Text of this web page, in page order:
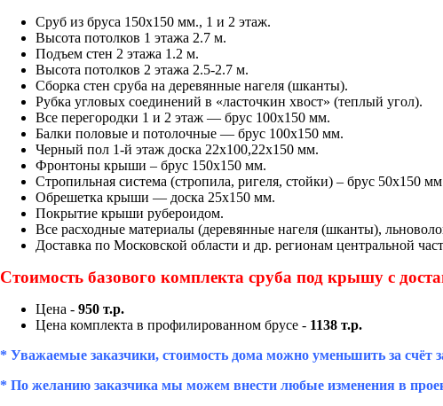
Сруб из бруса 150х150 мм., 1 и 2 этаж.
Высота потолков 1 этажа 2.7 м.
Подъем стен 2 этажа 1.2 м.
Высота потолков 2 этажа 2.5-2.7 м.
Сборка стен сруба на деревянные нагеля (шканты).
Рубка угловых соединений в «ласточкин хвост» (теплый угол).
Все перегородки 1 и 2 этаж — брус 100х150 мм.
Балки половые и потолочные — брус 100х150 мм.
Черный пол 1-й этаж доска 22х100,22х150 мм.
Фронтоны крыши – брус 150х150 мм.
Стропильная система (стропила, ригеля, стойки) – брус 50х150
Обрешетка крыши — доска 25х150 мм.
Покрытие крыши рубероидом.
Все расходные материалы (деревянные нагеля (шканты),
Доставка по Московской области и др. регионам центральной
Стоимость базового комплекта сруба под крышу с
Цена - 950 т.р.
Цена комплекта в профилированном брусе - 1138 т.р.
* Уважаемые заказчики, стоимость дома можно уменьшить за счёт
* По желанию заказчика мы можем внести любые изменения в